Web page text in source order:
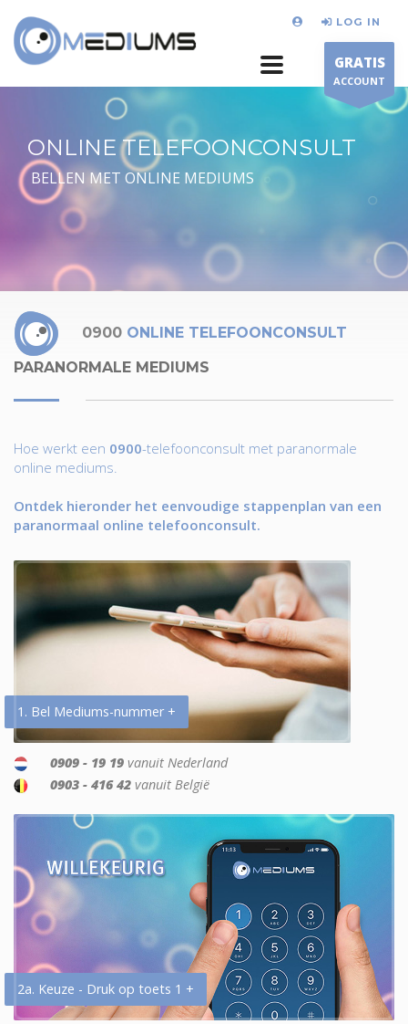
LOG IN
GRATIS
ACCOUNT
ONLINE TELEFOONCONSULT
BELLEN MET ONLINE MEDIUMS
0900 ONLINE TELEFOONCONSULT
PARANORMALE MEDIUMS
Hoe werkt een 0900-telefoonconsult met paranormale
online mediums.
Ontdek hieronder het eenvoudige stappenplan van een
paranormaal online telefoonconsult.
1. Bel Mediums-nummer +
0909 - 19 19 vanuit Nederland
0903 - 416 42 vanuit België
2a. Keuze - Druk op toets 1 +